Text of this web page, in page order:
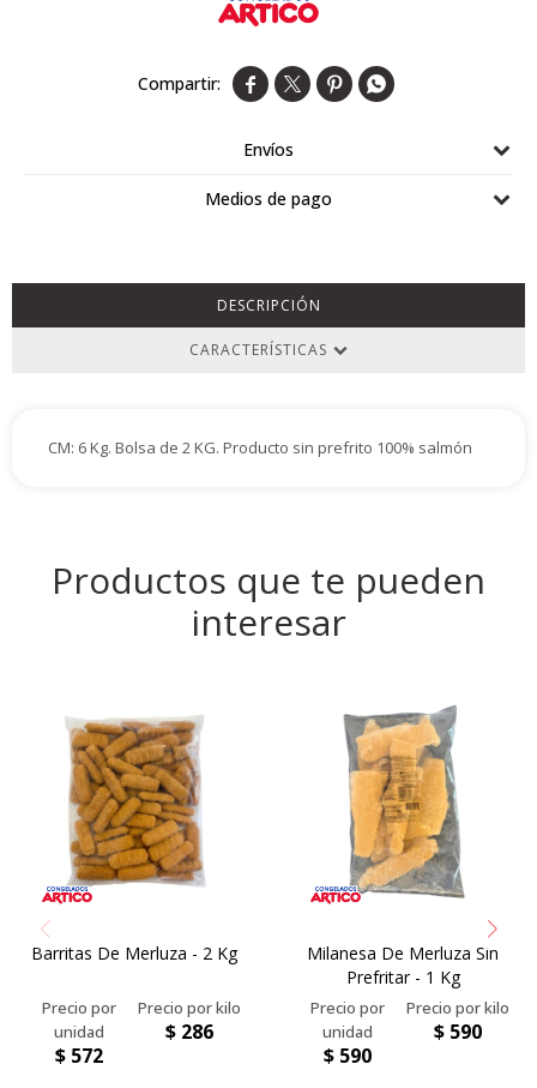
   
Envíos
Medios de pago
DESCRIPCIÓN
CARACTERÍSTICAS
CM: 6 Kg. Bolsa de 2 KG. Producto sin prefrito 100% salmón
Productos que te pueden
interesar
Barritas De Merluza - 2 Kg
$ 572
$ 286
Milanesa De Merluza Sin
Prefritar - 1 Kg
$ 590
$ 590